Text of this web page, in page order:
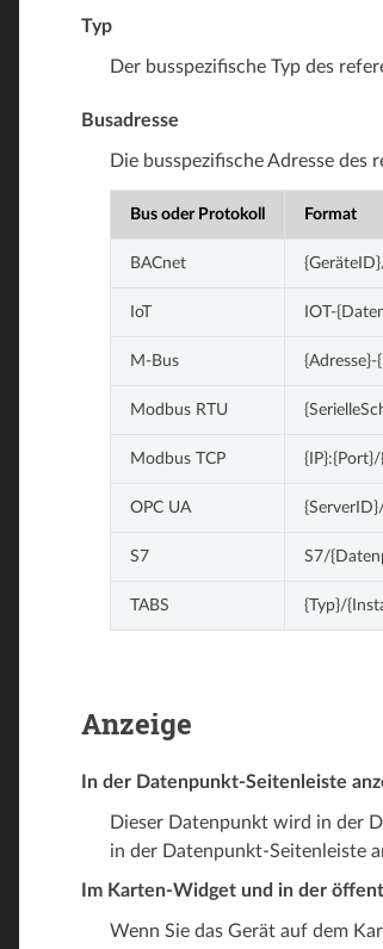
Typ
Der busspezifische Typ des
Busadresse
Die busspezifische Adresse
Bus oder Protokoll Format
BACnet
IoT IOT-
M-Bus {Adresse}-
Modbus RTU
Modbus TCP
OPC UA
S7 S7/
TABS {Typ}/
Anzeige
In der Datenpunkt-Seitenleiste
Dieser Datenpunkt wird in der
in der Datenpunkt-Seitenleiste
Im Karten-Widget und in der
Wenn Sie das Gerät auf dem